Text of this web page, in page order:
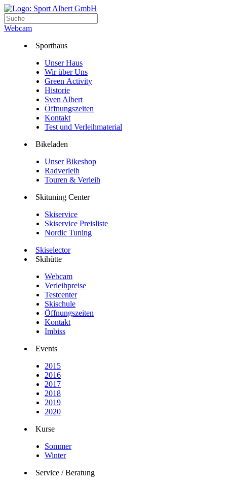
Webcam
Sporthaus
Unser Haus
Wir über Uns
Green Activity
Historie
Sven Albert
Öffnungszeiten
Kontakt
Test und Verleihmaterial
Bikeladen
Unser Bikeshop
Radverleih
Touren & Verleih
Skituning Center
Skiservice
Skiservice Preisliste
Nordic Tuning
Skiselector
Skihütte
Webcam
Verleihpreise
Testcenter
Skischule
Öffnungszeiten
Kontakt
Imbiss
Events
2015
2016
2017
2018
2019
2020
Kurse
Sommer
Winter
Service / Beratung